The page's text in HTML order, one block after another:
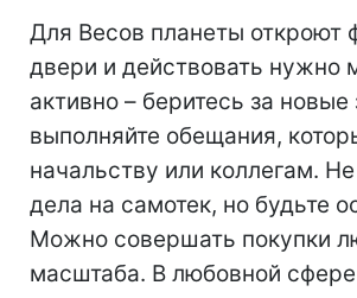
Для Весов планеты откроют
двери и действовать нужно
активно – беритесь за новые
выполняйте обещания,
начальству или коллегам.
дела на самотек, но будьте
Можно совершать покупки
масштаба. В любовной